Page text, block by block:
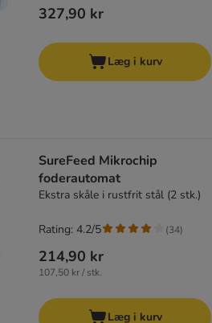
327,90 kr
Læg i kurv
SureFeed Mikrochip
foderautomat
Ekstra skåle i rustfrit stål (2 stk.)
214,90 kr
107,50 kr / stk.
Rating: 4.2/5 (34)
Læg i kurv